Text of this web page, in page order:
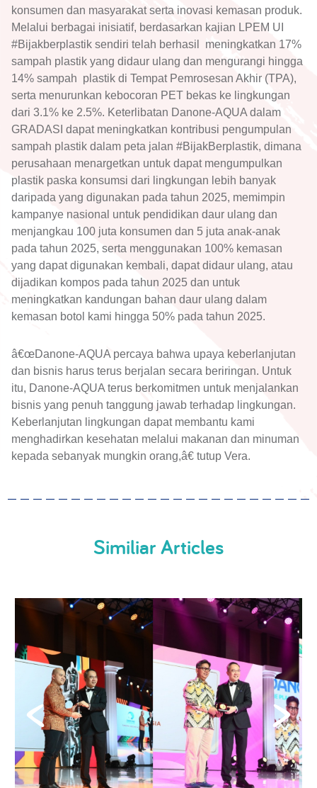
konsumen dan masyarakat serta inovasi kemasan produk.
Melalui berbagai inisiatif, berdasarkan kajian LPEM UI
#Bijakberplastik sendiri telah berhasil meningkatkan 17%
sampah plastik yang didaur ulang dan mengurangi hingga
14% sampah plastik di Tempat Pemrosesan Akhir (TPA),
serta menurunkan kebocoran PET bekas ke lingkungan
dari 3.1% ke 2.5%. Keterlibatan Danone-AQUA dalam
GRADASI dapat meningkatkan kontribusi pengumpulan
sampah plastik dalam peta jalan #BijakBerplastik, dimana
perusahaan menargetkan untuk dapat mengumpulkan
plastik paska konsumsi dari lingkungan lebih banyak
daripada yang digunakan pada tahun 2025, memimpin
kampanye nasional untuk pendidikan daur ulang dan
menjangkau 100 juta konsumen dan 5 juta anak-anak
pada tahun 2025, serta menggunakan 100% kemasan
yang dapat digunakan kembali, dapat didaur ulang, atau
dijadikan kompos pada tahun 2025 dan untuk
meningkatkan kandungan bahan daur ulang dalam
kemasan botol kami hingga 50% pada tahun 2025.
â€œDanone-AQUA percaya bahwa upaya keberlanjutan
dan bisnis harus terus berjalan secara beriringan. Untuk
itu, Danone-AQUA terus berkomitmen untuk menjalankan
bisnis yang penuh tanggung jawab terhadap lingkungan.
Keberlanjutan lingkungan dapat membantu kami
menghadirkan kesehatan melalui makanan dan minuman
kepada sebanyak mungkin orang,â€ tutup Vera.
Similiar Articles